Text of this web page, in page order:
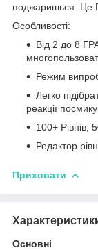
поджаришься. Це
Особливості:
Від 2 до 8
Режим
Легко
реакції
100+ Рівнів,
Редактор
Приховати
Основні